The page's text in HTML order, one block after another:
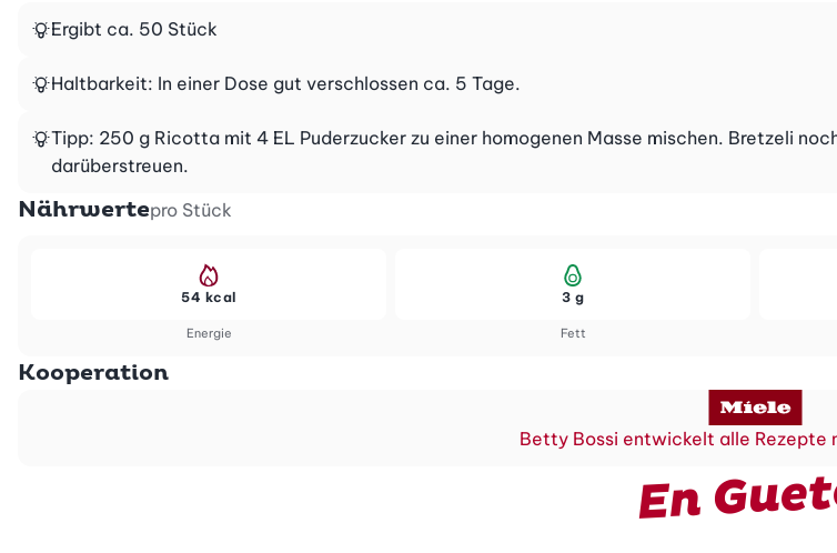
Ergibt ca. 50 Stück
Haltbarkeit: In einer Dose gut verschlossen ca. 5 Tage.
Tipp: 250 g Ricotta mit 4 EL Puderzucker zu einer homogenen Masse mischen. Bretzeli
darüberstreuen.
Nährwertepro Stück
Energie
54 kcal
Fett
3 g
Kooperation
Betty Bossi entwickelt alle Rezepte
En